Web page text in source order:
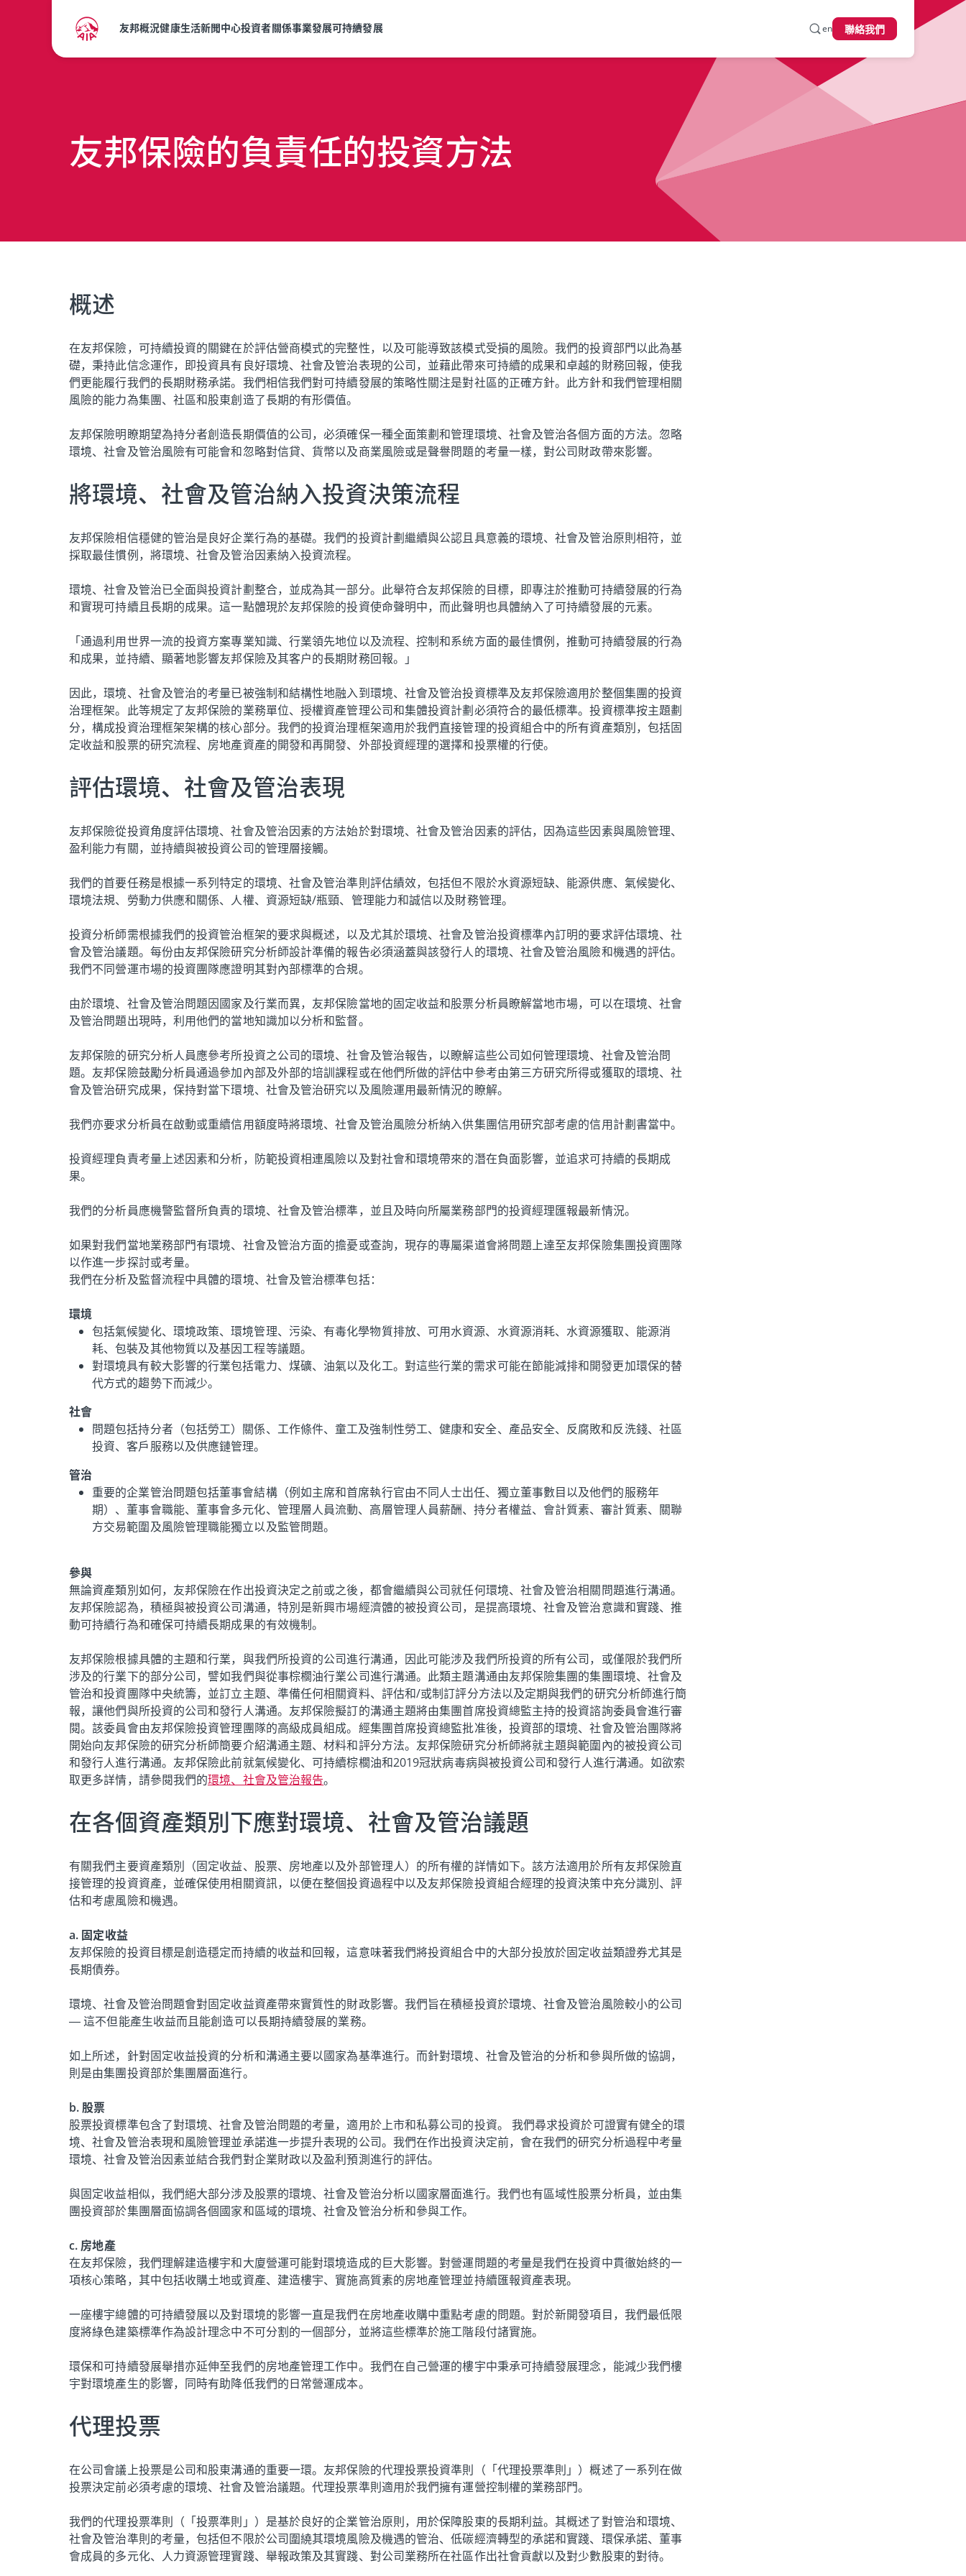
友邦概況健康生活新聞中心投資者關係事業發展可持續發展 en 聯絡我們
友邦保險的負責任的投資方法
概述
在友邦保險，可持續投資的關鍵在於評估營商模式的完整性，以及可能導致該模式受損的風險。我們的投資部門以此為基
礎，秉持此信念運作，即投資具有良好環境、社會及管治表現的公司，並藉此帶來可持續的成果和卓越的財務回報，使我
們更能履行我們的長期財務承諾。我們相信我們對可持續發展的策略性關注是對社區的正確方針。此方針和我們管理相關
風險的能力為集團、社區和股東創造了長期的有形價值。
友邦保險明瞭期望為持分者創造長期價值的公司，必須確保一種全面策劃和管理環境、社會及管治各個方面的方法。忽略
環境、社會及管治風險有可能會和忽略對信貸、貨幣以及商業風險或是聲譽問題的考量一樣，對公司財政帶來影響。
將環境、社會及管治納入投資決策流程
友邦保險相信穩健的管治是良好企業行為的基礎。我們的投資計劃繼續與公認且具意義的環境、社會及管治原則相符，並
採取最佳慣例，將環境、社會及管治因素納入投資流程。
環境、社會及管治已全面與投資計劃整合，並成為其一部分。此舉符合友邦保險的目標，即專注於推動可持續發展的行為
和實現可持續且長期的成果。這一點體現於友邦保險的投資使命聲明中，而此聲明也具體納入了可持續發展的元素。
「通過利用世界一流的投資方案專業知識、行業領先地位以及流程、控制和系统方面的最佳慣例，推動可持續發展的行為
和成果，並持續、顯著地影響友邦保險及其客户的長期財務回報。」
因此，環境、社會及管治的考量已被強制和結構性地融入到環境、社會及管治投資標準及友邦保險適用於整個集團的投資
治理框架。此等規定了友邦保險的業務單位、授權資產管理公司和集體投資計劃必須符合的最低標準。投資標準按主題劃
分，構成投資治理框架架構的核心部分。我們的投資治理框架適用於我們直接管理的投資組合中的所有資產類別，包括固
定收益和股票的研究流程、房地產資產的開發和再開發、外部投資經理的選擇和投票權的行使。
評估環境、社會及管治表現
友邦保險從投資角度評估環境、社會及管治因素的方法始於對環境、社會及管治因素的評估，因為這些因素與風險管理、
盈利能力有關，並持續與被投資公司的管理層接觸。
我們的首要任務是根據一系列特定的環境、社會及管治準則評估績效，包括但不限於水資源短缺、能源供應、氣候變化、
環境法規、勞動力供應和關係、人權、資源短缺/瓶頸、管理能力和誠信以及財務管理。
投資分析師需根據我們的投資管治框架的要求與概述，以及尤其於環境、社會及管治投資標準內訂明的要求評估環境、社
會及管治議題。每份由友邦保險研究分析師設計準備的報告必須涵蓋與該發行人的環境、社會及管治風險和機遇的評估。
我們不同營運市場的投資團隊應證明其對內部標準的合規。
由於環境、社會及管治問題因國家及行業而異，友邦保險當地的固定收益和股票分析員瞭解當地市場，可以在環境、社會
及管治問題出現時，利用他們的當地知識加以分析和監督。
友邦保險的研究分析人員應參考所投資之公司的環境、社會及管治報告，以瞭解這些公司如何管理環境、社會及管治問
題。友邦保險鼓勵分析員通過參加內部及外部的培訓課程或在他們所做的評估中參考由第三方研究所得或獲取的環境、社
會及管治研究成果，保持對當下環境、社會及管治研究以及風險運用最新情況的瞭解。
我們亦要求分析員在啟動或重續信用額度時將環境、社會及管治風險分析納入供集團信用研究部考慮的信用計劃書當中。
投資經理負責考量上述因素和分析，防範投資相連風險以及對社會和環境帶來的潛在負面影響，並追求可持續的長期成
果。
我們的分析員應機警監督所負責的環境、社會及管治標準，並且及時向所屬業務部門的投資經理匯報最新情況。
如果對我們當地業務部門有環境、社會及管治方面的擔憂或查詢，現存的專屬渠道會將問題上達至友邦保險集團投資團隊
以作進一步探討或考量。
我們在分析及監督流程中具體的環境、社會及管治標準包括：
環境
包括氣候變化、環境政策、環境管理、污染、有毒化學物質排放、可用水資源、水資源消耗、水資源獲取、能源消
耗、包裝及其他物質以及基因工程等議題。
對環境具有較大影響的行業包括電力、煤礦、油氣以及化工。對這些行業的需求可能在節能減排和開發更加環保的替
代方式的趨勢下而減少。
社會
問題包括持分者（包括勞工）關係、工作條件、童工及強制性勞工、健康和安全、產品安全、反腐敗和反洗錢、社區
投資、客戶服務以及供應鏈管理。
管治
重要的企業管治問題包括董事會結構（例如主席和首席執行官由不同人士出任、獨立董事數目以及他們的服務年
期）、董事會職能、董事會多元化、管理層人員流動、高層管理人員薪酬、持分者權益、會計質素、審計質素、關聯
方交易範圍及風險管理職能獨立以及監管問題。
參與
無論資產類別如何，友邦保險在作出投資決定之前或之後，都會繼續與公司就任何環境、社會及管治相關問題進行溝通。
友邦保險認為，積極與被投資公司溝通，特別是新興市場經濟體的被投資公司，是提高環境、社會及管治意識和實踐、推
動可持續行為和確保可持續長期成果的有效機制。
友邦保險根據具體的主題和行業，與我們所投資的公司進行溝通，因此可能涉及我們所投資的所有公司，或僅限於我們所
涉及的行業下的部分公司，譬如我們與從事棕櫚油行業公司進行溝通。此類主題溝通由友邦保險集團的集團環境、社會及
管治和投資團隊中央統籌，並訂立主題、準備任何相關資料、評估和/或制訂評分方法以及定期與我們的研究分析師進行簡
報，讓他們與所投資的公司和發行人溝通。友邦保險擬訂的溝通主題將由集團首席投資總監主持的投資諮詢委員會進行審
閱。該委員會由友邦保險投資管理團隊的高級成員組成。經集團首席投資總監批准後，投資部的環境、社會及管治團隊將
開始向友邦保險的研究分析師簡要介紹溝通主題、材料和評分方法。友邦保險研究分析師將就主題與範圍內的被投資公司
和發行人進行溝通。友邦保險此前就氣候變化、可持續棕櫚油和2019冠狀病毒病與被投資公司和發行人進行溝通。如欲索
取更多詳情，請參閱我們的環境、社會及管治報告。
在各個資產類別下應對環境、社會及管治議題
有關我們主要資產類別（固定收益、股票、房地產以及外部管理人）的所有權的詳情如下。該方法適用於所有友邦保險直
接管理的投資資產，並確保使用相關資訊，以便在整個投資過程中以及友邦保險投資組合經理的投資決策中充分識別、評
估和考慮風險和機遇。
a. 固定收益
友邦保險的投資目標是創造穩定而持續的收益和回報，這意味著我們將投資組合中的大部分投放於固定收益類證券尤其是
長期債券。
環境、社會及管治問題會對固定收益資產帶來實質性的財政影響。我們旨在積極投資於環境、社會及管治風險較小的公司
— 這不但能產生收益而且能創造可以長期持續發展的業務。
如上所述，針對固定收益投資的分析和溝通主要以國家為基準進行。而針對環境、社會及管治的分析和參與所做的協調，
則是由集團投資部於集團層面進行。
b. 股票
股票投資標準包含了對環境、社會及管治問題的考量，適用於上市和私募公司的投資。 我們尋求投資於可證實有健全的環
境、社會及管治表現和風險管理並承諾進一步提升表現的公司。我們在作出投資決定前，會在我們的研究分析過程中考量
環境、社會及管治因素並結合我們對企業財政以及盈利預測進行的評估。
與固定收益相似，我們絕大部分涉及股票的環境、社會及管治分析以國家層面進行。我們也有區域性股票分析員，並由集
團投資部於集團層面協調各個國家和區域的環境、社會及管治分析和參與工作。
c. 房地產
在友邦保險，我們理解建造樓宇和大廈營運可能對環境造成的巨大影響。對營運問題的考量是我們在投資中貫徹始終的一
項核心策略，其中包括收購土地或資產、建造樓宇、實施高質素的房地產管理並持續匯報資產表現。
一座樓宇總體的可持續發展以及對環境的影響一直是我們在房地產收購中重點考慮的問題。對於新開發項目，我們最低限
度將綠色建築標準作為設計理念中不可分割的一個部分，並將這些標準於施工階段付諸實施。
環保和可持續發展舉措亦延伸至我們的房地產管理工作中。我們在自己營運的樓宇中秉承可持續發展理念，能減少我們樓
宇對環境產生的影響，同時有助降低我們的日常營運成本。
代理投票
在公司會議上投票是公司和股東溝通的重要一環。友邦保險的代理投票投資準則（「代理投票準則」）概述了一系列在做
投票決定前必須考慮的環境、社會及管治議題。代理投票準則適用於我們擁有運營控制權的業務部門。
我們的代理投票準則（「投票準則」）是基於良好的企業管治原則，用於保障股東的長期利益。其概述了對管治和環境、
社會及管治準則的考量，包括但不限於公司圍繞其環境風險及機遇的管治、低碳經濟轉型的承諾和實踐、環保承諾、董事
會成員的多元化、人力資源管理實踐、舉報政策及其實踐、對公司業務所在社區作出社會貢獻以及對少數股東的對待。